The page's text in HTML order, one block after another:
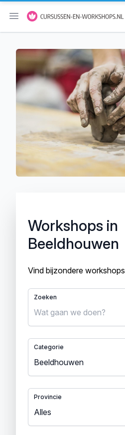
Menu openen
Workshops in
Beeldhouwen
Vind bijzondere workshops
Zoeken
Categorie
Provincie